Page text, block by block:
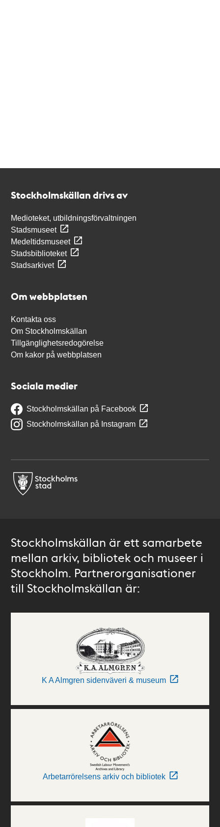
Stockholmskällan drivs av
Medioteket, utbildningsförvaltningen
Stadsmuseet
Medeltidsmuseet
Stadsbiblioteket
Stadsarkivet
Om webbplatsen
Kontakta oss
Om Stockholmskällan
Tillgänglighetsredogörelse
Om kakor på webbplatsen
Sociala medier
Stockholmskällan på Facebook
Stockholmskällan på Instagram
Stockholmskällan är ett samarbete
mellan arkiv, bibliotek och museer i
Stockholm. Partnerorganisationer
till Stockholmskällan är:
K A Almgren sidenväveri & museum
Arbetarrörelsens arkiv och bibliotek